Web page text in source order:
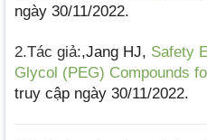
ngày 30/11/2022.
2.Tác giả:,Jang HJ, Safety
Glycol (PEG) Compounds
truy cập ngày 30/11/2022.